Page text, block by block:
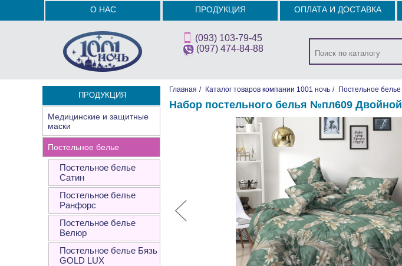
О НАС ПРОДУКЦИЯ ОПЛАТА И ДОСТАВКА
(093) 103-79-45
(097) 474-84-88
ПРОДУКЦИЯ
Медицинские и защитные
маски
Постельное белье
Постельное белье
Сатин
Постельное белье
Ранфорс
Постельное белье
Велюр
Постельное белье Бязь
GOLD LUX
Главная / Каталог товаров компании 1001 ночь / Постельное белье
Набор постельного белья №пл609 Двойной